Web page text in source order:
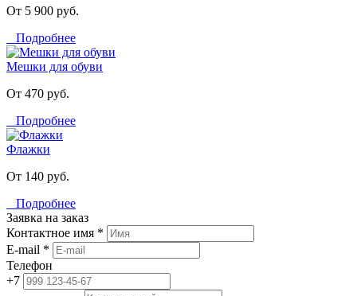
От 5 900 руб.
Подробнее
Мешки для обуви
От 470 руб.
Подробнее
Флажки
От 140 руб.
Подробнее
Заявка на заказ
Контактное имя *
E-mail *
Телефон
+7